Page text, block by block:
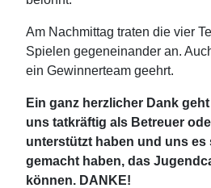
Am Nachmittag traten die vier
Spielen gegeneinander an.
ein Gewinnerteam geehrt.
Ein ganz herzlicher Dank
uns tatkräftig als Betreuer
unterstützt haben und uns es
gemacht haben, das
können. DANKE!